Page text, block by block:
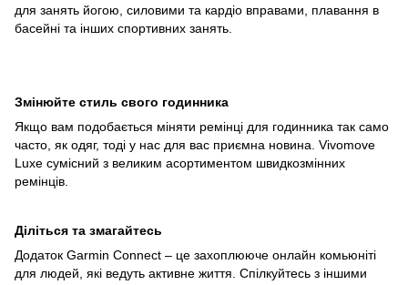
для занять йогою, силовими та кардіо вправами, плавання в
басейні та інших спортивних занять.
Змінюйте стиль свого годинника
Якщо вам подобається міняти ремінці для годинника так само
часто, як одяг, тоді у нас для вас приємна новина. Vivomove
Luxe сумісний з великим асортиментом швидкозмінних
ремінців.
Діліться та змагайтесь
Додаток Garmin Connect – це захоплююче онлайн комьюніті
для людей, які ведуть активне життя. Спілкуйтесь з іншими